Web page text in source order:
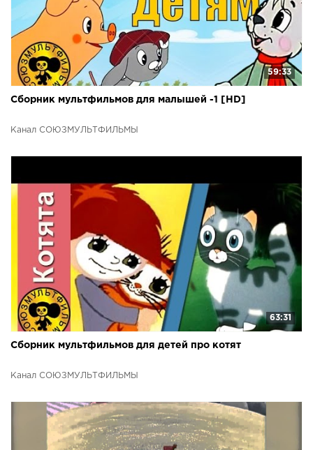
59:33
Сборник мультфильмов для малышей -1 [HD]
Канал СОЮЗМУЛЬТФИЛЬМЫ
63:31
Сборник мультфильмов для детей про котят
Канал СОЮЗМУЛЬТФИЛЬМЫ